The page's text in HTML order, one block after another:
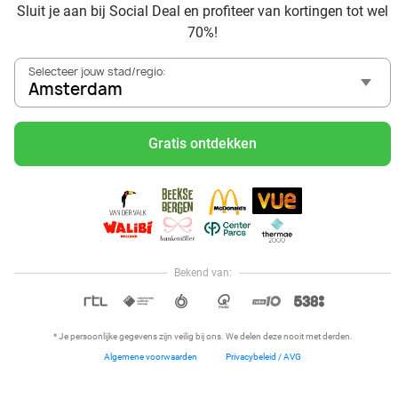
Sluit je aan bij Social Deal en profiteer van kortingen tot wel
70%!
Selecteer jouw stad/regio:
Amsterdam
Gratis ontdekken
Bekend van:
* Je persoonlijke gegevens zijn veilig bij ons. We delen deze nooit met derden.
Algemene voorwaarden Privacybeleid / AVG
Geniet van je vakantie in Amsterdam in Nederland met
Ontdek voordelig Pilates in Amsterdam - Social Deal
Ervaar de kwaliteit van het Van der Valk hotel in
Amsterdam en omgeving
Voordelig genieten bij Sunparks met korting vanuit
Ervaar de warme sfeer van het Douwe Egberts Café
Met hoge korting naar de zonnebank in Amsterdam
Skiën met korting in Amsterdam? Ontdek de leukste
skihallen en indoor skibanen
Hoi, onze klantenservice is open,
dus als je een vraag hebt helpen